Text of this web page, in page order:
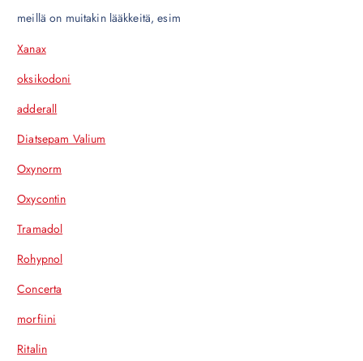
meillä on muitakin lääkkeitä, esim
Xanax
oksikodoni
adderall
Diatsepam Valium
Oxynorm
Oxycontin
Tramadol
Rohypnol
Concerta
morfiini
Ritalin